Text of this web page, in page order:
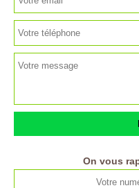
On vous